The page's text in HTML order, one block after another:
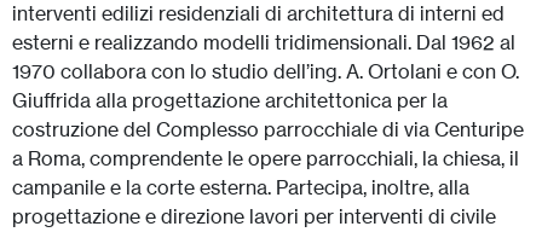
interventi edilizi residenziali di architettura di interni ed
esterni e realizzando modelli tridimensionali. Dal 1962 al
1970 collabora con lo studio dell’ing. A. Ortolani e con O.
Giuffrida alla progettazione architettonica per la
costruzione del Complesso parrocchiale di via Centuripe
a Roma, comprendente le opere parrocchiali, la chiesa, il
campanile e la corte esterna. Partecipa, inoltre, alla
progettazione e direzione lavori per interventi di civile